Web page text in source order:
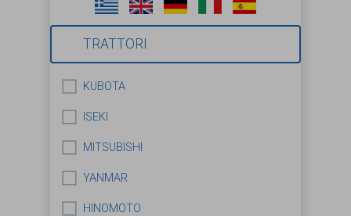
TRATTORI
KUBOTA
ISEKI
MITSUBISHI
YANMAR
HINOMOTO